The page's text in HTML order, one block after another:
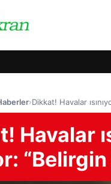
›Dikkat! Havalar
Havalar